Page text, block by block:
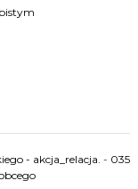
- akcja_relacja. - 035